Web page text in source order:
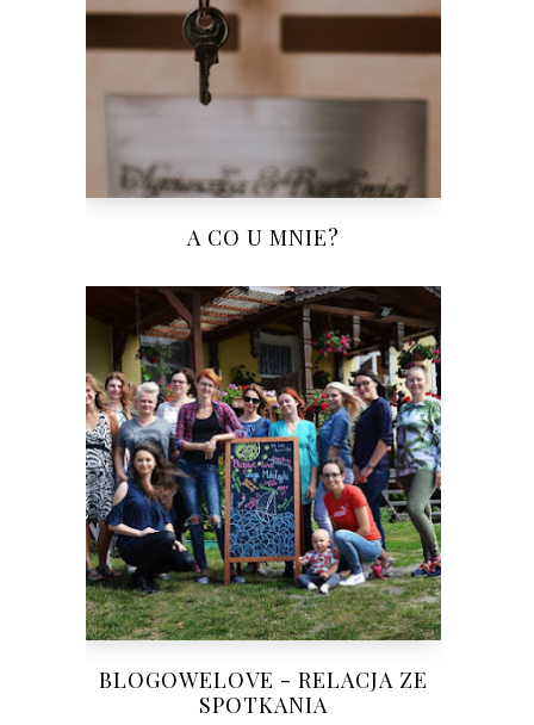
A CO U MNIE?
BLOGOWELOVE - RELACJA ZE
SPOTKANIA